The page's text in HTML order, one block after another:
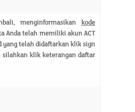
menginformasikankode
Anda telah memiliki akun ACT
yang telah didaftarkan klik sign
klik keterangan daftar